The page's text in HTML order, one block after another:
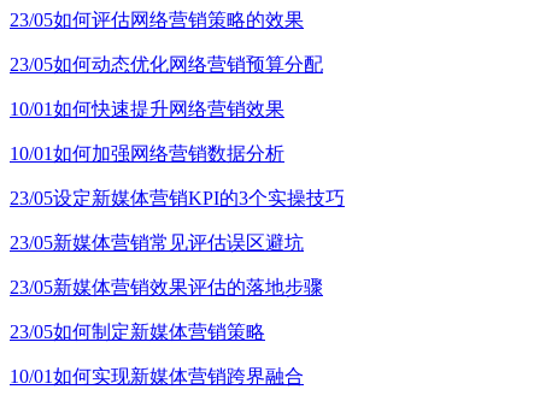
23/05如何评估网络营销策略的效果
23/05如何动态优化网络营销预算分配
10/01如何快速提升网络营销效果
10/01如何加强网络营销数据分析
23/05设定新媒体营销KPI的3个实操技巧
23/05新媒体营销常见评估误区避坑
23/05新媒体营销效果评估的落地步骤
23/05如何制定新媒体营销策略
10/01如何实现新媒体营销跨界融合